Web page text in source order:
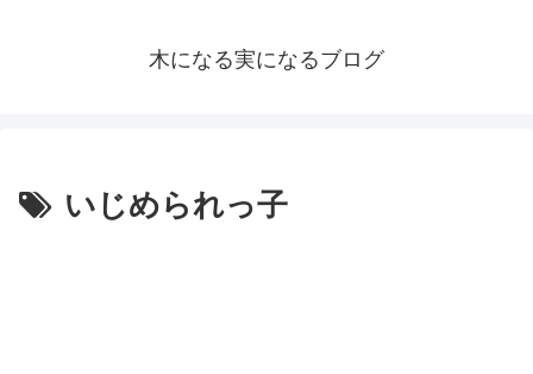
木になる実になるブログ
いじめられっ子